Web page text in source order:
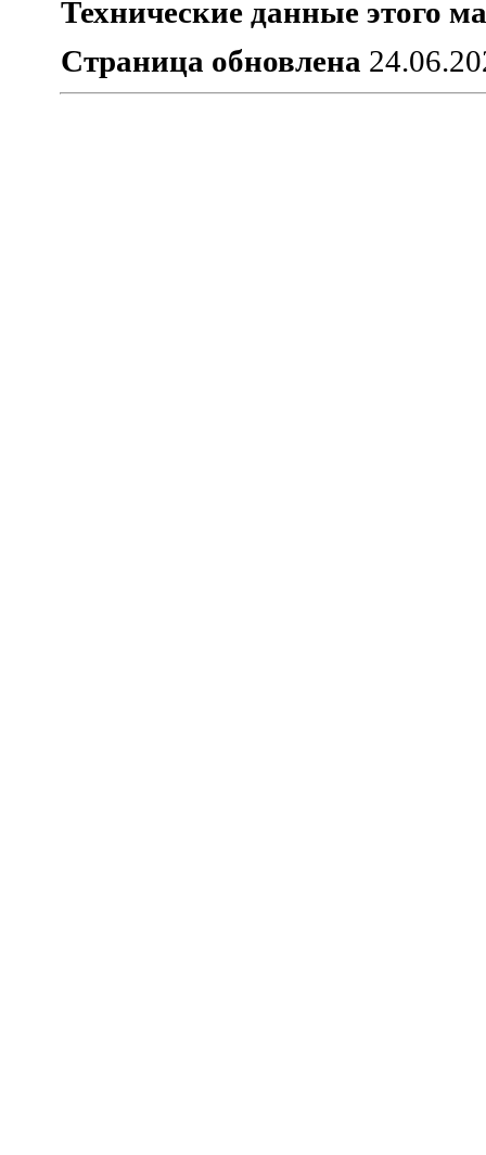
Технические данные этого
Страница обновлена